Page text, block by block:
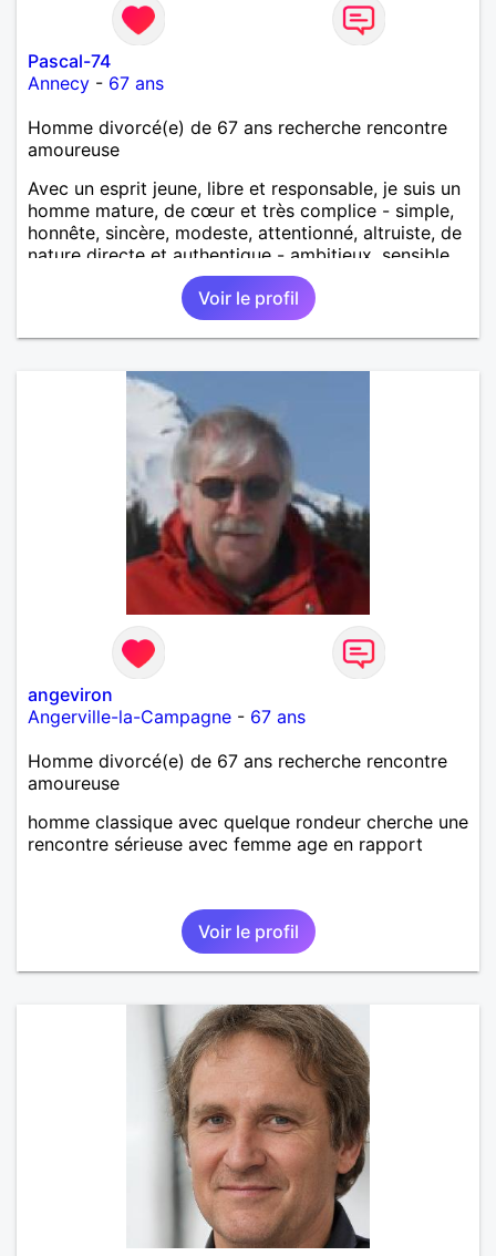
Pascal-74
Annecy - 67 ans
Homme divorcé(e) de 67 ans recherche rencontre
amoureuse
Avec un esprit jeune, libre et responsable, je suis un
homme mature, de cœur et très complice - simple,
honnête, sincère, modeste, attentionné, altruiste, de
nature directe et authentique - ambitieux, sensible,
intègre, gentil, tendre, affectueux et romantique -
sérieux, franc et positif - fidèle, tolérant, passionné,
ayant un grand sens de la famille, de partage et
d'humour - un homme qui sait ce qu'il veut, assez
sans prise de tête et qui ne supporte pas l'injustice !
Parce que je souhaite m'investir pour continuer,
main dans la main, sur le chemin de la vie et de
l'amour qu’il reste à parcourir, à la recherche d'une
belle rencontre et d'une relation sérieuse, affective
et de qualité, stable et durable, sincère et
respectueuse, harmonieuse et remplie d'amour, je
désire rencontrer une femme qui pourra me combler
par cette envie de l'aimer et de me sentir aimé en
retour tel que je suis ! ... Au plaisir de vous
découvrir, si vous partagez les mêmes valeurs que
moi, dans le cadre d'un dialogue dans un 1er temps
... et la suite s'écrira peut-être naturellement ... du
moins je l'espère !
Voir le profil
angeviron
Angerville-la-Campagne - 67 ans
Homme divorcé(e) de 67 ans recherche rencontre
amoureuse
homme classique avec quelque rondeur cherche une
rencontre sérieuse avec femme age en rapport
Voir le profil